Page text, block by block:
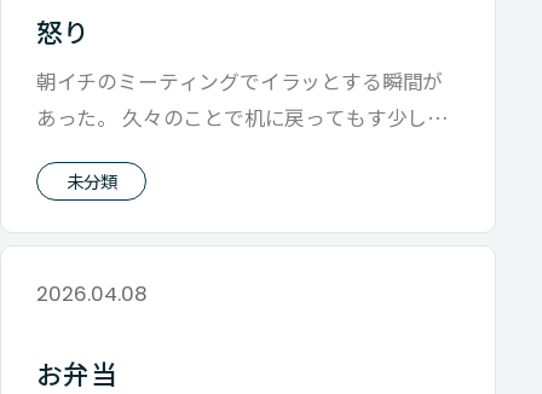
怒り
朝イチのミーティングでイラッとする瞬間が
あった。 久々のことで机に戻ってもす少し引
未分類
2026.04.08
お弁当